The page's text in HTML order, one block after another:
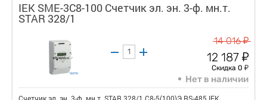
IEK SME-3C8-100 Счетчик эл. эн. 3-ф. мн.т.
STAR 328/1
14 016у
12 187 у
Скидка 0 у
Нет в наличии